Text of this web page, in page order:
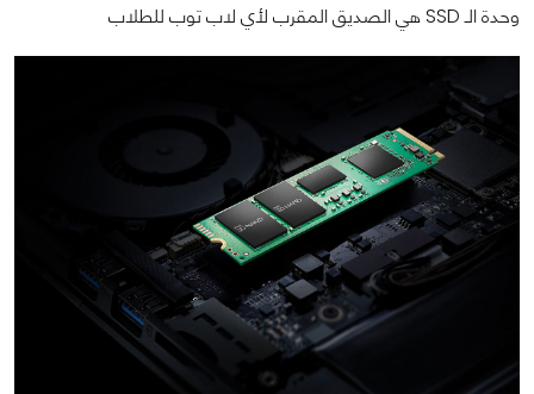
وحدة الـ SSD هي الصديق المقرب لأي لاب توب للطلاب